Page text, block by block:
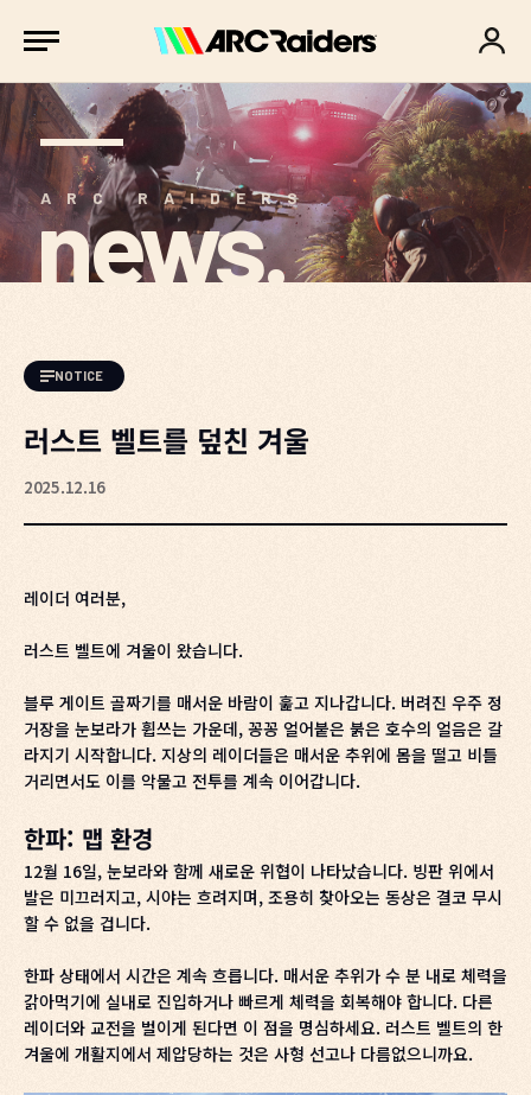
ARC RAIDERS
news.
NOTICE
러스트 벨트를 덮친 겨울
2025.12.16
레이더 여러분,
러스트 벨트에 겨울이 왔습니다.
블루 게이트 골짜기를 매서운 바람이 훑고 지나갑니다. 버려진 우주 정
거장을 눈보라가 휩쓰는 가운데, 꽁꽁 얼어붙은 붉은 호수의 얼음은 갈
라지기 시작합니다. 지상의 레이더들은 매서운 추위에 몸을 떨고 비틀
거리면서도 이를 악물고 전투를 계속 이어갑니다.
한파: 맵 환경
12월 16일, 눈보라와 함께 새로운 위협이 나타났습니다. 빙판 위에서
발은 미끄러지고, 시야는 흐려지며, 조용히 찾아오는 동상은 결코 무시
할 수 없을 겁니다.
한파 상태에서 시간은 계속 흐릅니다. 매서운 추위가 수 분 내로 체력을
갉아먹기에 실내로 진입하거나 빠르게 체력을 회복해야 합니다. 다른
레이더와 교전을 벌이게 된다면 이 점을 명심하세요. 러스트 벨트의 한
겨울에 개활지에서 제압당하는 것은 사형 선고나 다름없으니까요.